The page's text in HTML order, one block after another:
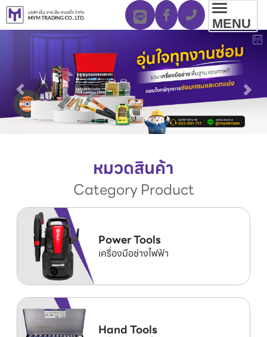
MENU
หมวดสินค้า
Category Product
Power Tools
เครื่องมือช่างไฟฟ้า
Hand Tools